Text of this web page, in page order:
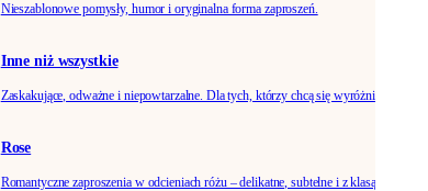
Nieszablonowe pomysły, humor i oryginalna forma zaproszeń.
Inne niż wszystkie
Zaskakujące, odważne i niepowtarzalne. Dla tych, którzy chcą się wyróżnić.
Rose
Romantyczne zaproszenia w odcieniach różu – delikatne, subtelne i z klasą.